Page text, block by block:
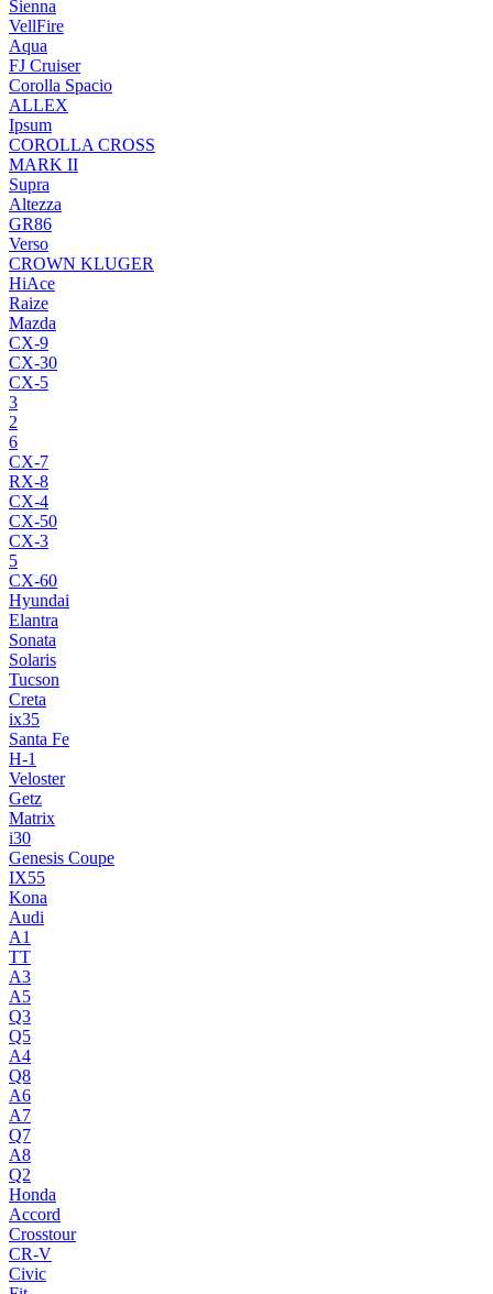
Sienna
VellFire
Aqua
FJ Cruiser
Corolla Spacio
ALLEX
Ipsum
COROLLA CROSS
MARK II
Supra
Altezza
GR86
Verso
CROWN KLUGER
HiAce
Raize
Mazda
CX-9
CX-30
CX-5
3
2
6
CX-7
RX-8
CX-4
CX-50
CX-3
5
CX-60
Hyundai
Elantra
Sonata
Solaris
Tucson
Creta
ix35
Santa Fe
H-1
Veloster
Getz
Matrix
i30
Genesis Coupe
IX55
Kona
Audi
A1
TT
A3
A5
Q3
Q5
A4
Q8
A6
A7
Q7
A8
Q2
Honda
Accord
Crosstour
CR-V
Civic